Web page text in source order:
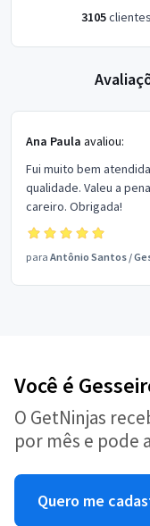
3105
Ana Paula avaliou:
Fui muito bem
qualidade. Valeu a
careiro. Obrigada!
para Antônio Santos /
Você é
O GetNinjas
por mês e pode
Quero me